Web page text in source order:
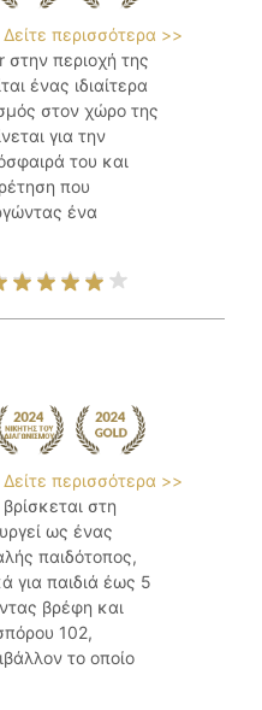
Δείτε περισσότερα >>
περιοχή της
ένας ιδιαίτερα
στον χώρο της
για την
του και
που
ένα
Δείτε περισσότερα >>
στη
ως ένας
παιδότοπος,
για παιδιά έως 5
βρέφη και
102,
το οποίο